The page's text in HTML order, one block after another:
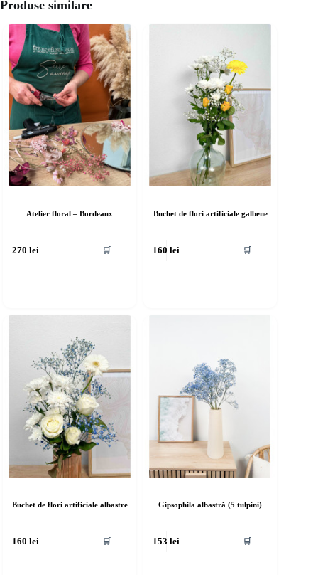
Produse similare
Atelier floral – Bordeaux
270lei 🛒
Buchet de flori artificiale galbene
160lei 🛒
Buchet de flori artificiale albastre
160lei 🛒
Gipsophila albastră (5 tulpini)
153lei 🛒